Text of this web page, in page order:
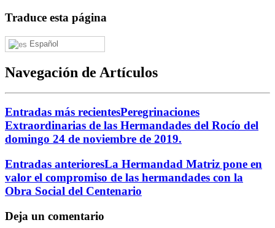
Traduce esta página
Español
Navegación de Artículos
Entradas más recientesPeregrinaciones
Extraordinarias de las Hermandades del Rocío del
domingo 24 de noviembre de 2019.
Entradas anterioresLa Hermandad Matriz pone en
valor el compromiso de las hermandades con la
Obra Social del Centenario
Deja un comentario